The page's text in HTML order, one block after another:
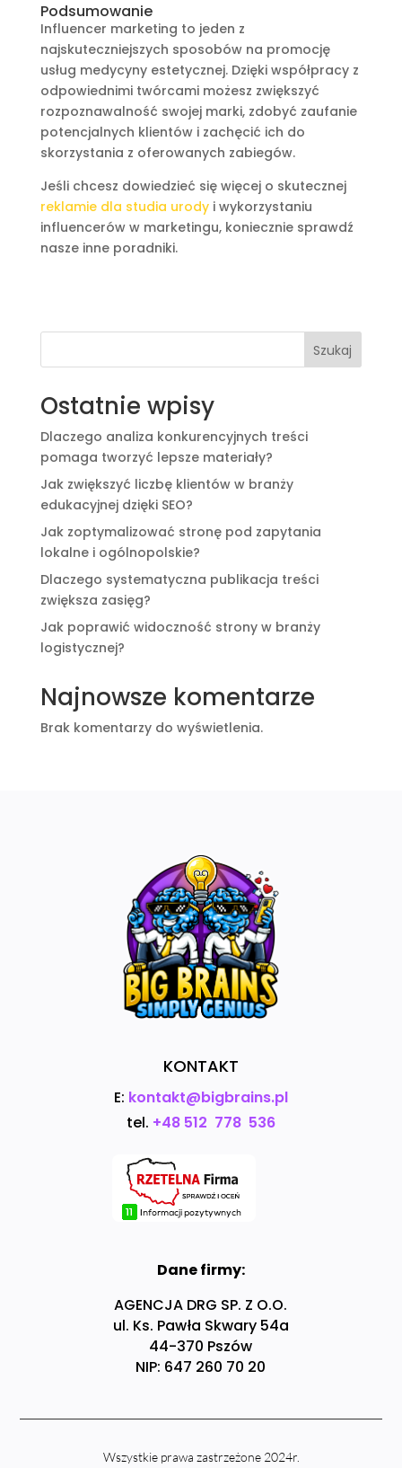
Podsumowanie
Influencer marketing to jeden z
najskuteczniejszych sposobów na promocję
usług medycyny estetycznej. Dzięki współpracy z
odpowiednimi twórcami możesz zwiększyć
rozpoznawalność swojej marki, zdobyć zaufanie
potencjalnych klientów i zachęcić ich do
skorzystania z oferowanych zabiegów.
Jeśli chcesz dowiedzieć się więcej o skutecznej
reklamie dla studia urodyi wykorzystaniu
influencerów w marketingu, koniecznie sprawdź
nasze inne poradniki.
Szukaj
Ostatnie wpisy
Dlaczego analiza konkurencyjnych treści
pomaga tworzyć lepsze materiały?
Jak zwiększyć liczbę klientów w branży
edukacyjnej dzięki SEO?
Jak zoptymalizować stronę pod zapytania
lokalne i ogólnopolskie?
Dlaczego systematyczna publikacja treści
zwiększa zasięg?
Jak poprawić widoczność strony w branży
logistycznej?
Najnowsze komentarze
Brak komentarzy do wyświetlenia.
KONTAKT
E: kontakt@bigbrains.pl
tel. +48 512 778 536
Dane firmy:
AGENCJA DRG SP. Z O.O.
ul. Ks. Pawła Skwary 54a
44-370 Pszów
NIP: 647 260 70 20
Wszystkie prawa zastrzeżone 2024r.